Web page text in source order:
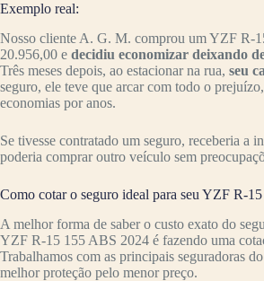
Exemplo real:
Nosso cliente A. G. M. comprou um YZF R-
20.956,00 e decidiu economizar deixando
Três meses depois, ao estacionar na rua, seu
seguro, ele teve que arcar com todo o
economias por anos.
Se tivesse contratado um seguro, receberia a
poderia comprar outro veículo sem
Como cotar o seguro ideal para seu YZF R-
A melhor forma de saber o custo exato do
YZF R-15 155 ABS 2024 é fazendo uma
Trabalhamos com as principais seguradoras
melhor proteção pelo menor preço.